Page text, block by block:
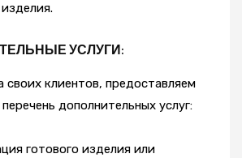
УСЛУГИ:
своих клиентов, предоставляем
дополнительных услуг:
готового изделия или